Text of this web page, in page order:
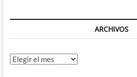
ARCHIVOS
Archivos